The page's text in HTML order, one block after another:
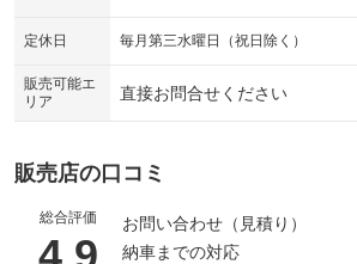
定休日 毎月第三水曜日（祝日除く）
販売可能エ
リア
直接お問合せください
販売店の口コミ
総合評価
（5点満点中）
お問い合わせ（見積り）
納車までの対応